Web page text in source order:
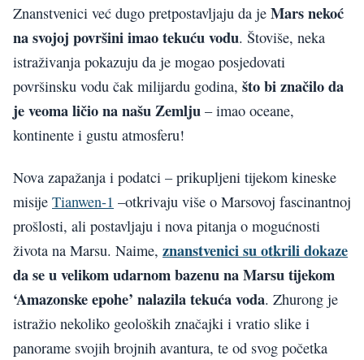
Znanstvenici već dugo pretpostavljaju da je Mars nekoć
na svojoj površini imao tekuću vodu. Štoviše, neka
istraživanja pokazuju da je mogao posjedovati
površinsku vodu čak milijardu godina, što bi značilo da
je veoma ličio na našu Zemlju – imao oceane,
kontinente i gustu atmosferu!
Nova zapažanja i podatci – prikupljeni tijekom kineske
misije Tianwen-1 –otkrivaju više o Marsovoj fascinantnoj
prošlosti, ali postavljaju i nova pitanja o mogućnosti
života na Marsu. Naime, znanstvenici su otkrili dokaze
da se u velikom udarnom bazenu na Marsu tijekom
‘Amazonske epohe’ nalazila tekuća voda. Zhurong je
istražio nekoliko geoloških značajki i vratio slike i
panorame svojih brojnih avantura, te od svog početka